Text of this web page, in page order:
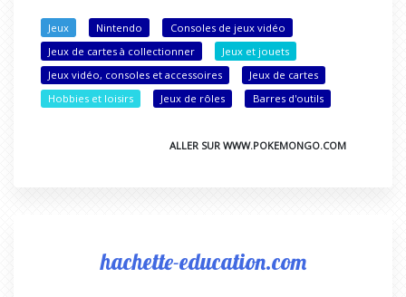
Jeux Nintendo
Consoles de jeux vidéo
Jeux de cartes à collectionner
Jeux et jouets
Jeux vidéo, consoles et accessoires
Jeux de cartes
Hobbies et loisirs
Jeux de rôles Barres d'outils
ALLER SUR WWW.POKEMONGO.COM
hachette-education.com